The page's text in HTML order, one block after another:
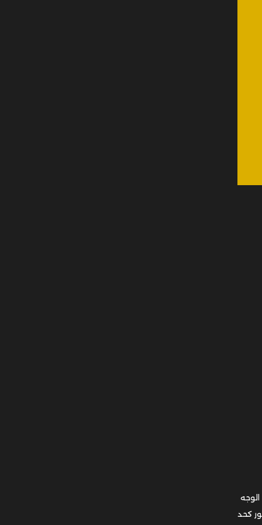
الوجه
الانتظار عدة أسابيع حتى تنحسر الآثار الجانبية خلال 6 أسابيع أو 3 شهور كحد